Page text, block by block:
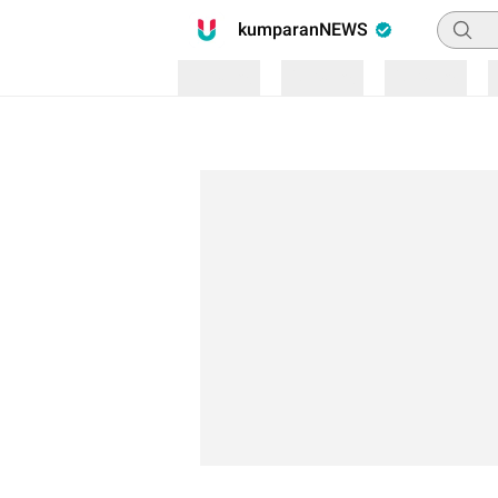
kumparanNEWS